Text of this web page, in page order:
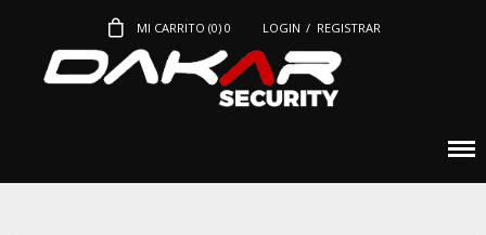
MI CARRITO (0) 0 LOGIN / REGISTRAR